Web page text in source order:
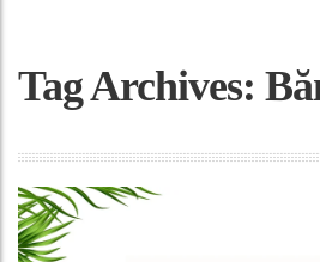
Tag Archives: